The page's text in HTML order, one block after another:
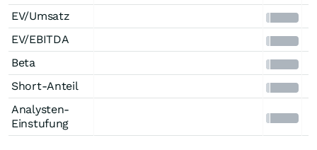
EV/Umsatz
EV/EBITDA
Beta
Short-Anteil
Analysten-
Einstufung